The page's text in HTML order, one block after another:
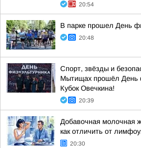
20:54
В парке прошел День
20:48
Спорт, звёзды и
Мытищах прошёл День
Кубок Овечкина!
20:39
Добавочная молочная
как отличить от
20:30